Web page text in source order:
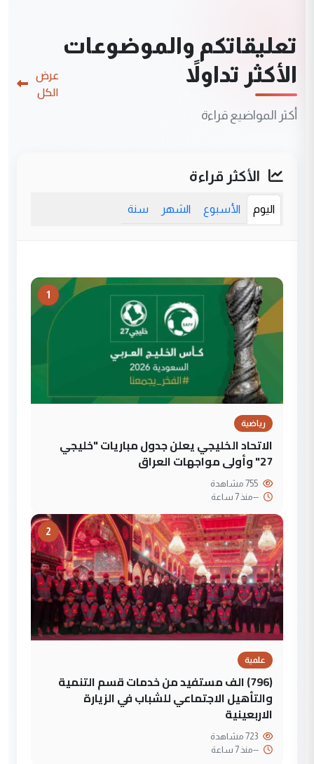
تعليقاتكم والموضوعات
الأكثر تداولاً
أكثر المواضيع قراءة
عرض
الكل
الأكثر قراءة
اليوم الأسبوع الشهر سنة
1
رياضية
الاتحاد الخليجي يعلن جدول مباريات "خليجي
27" وأولى مواجهات العراق
--منذ 7 ساعة
2
علمية
(796) الف مستفيد من خدمات قسم التنمية
والتأهيل الاجتماعي للشباب في الزيارة
الاربعينية
--منذ 7 ساعة